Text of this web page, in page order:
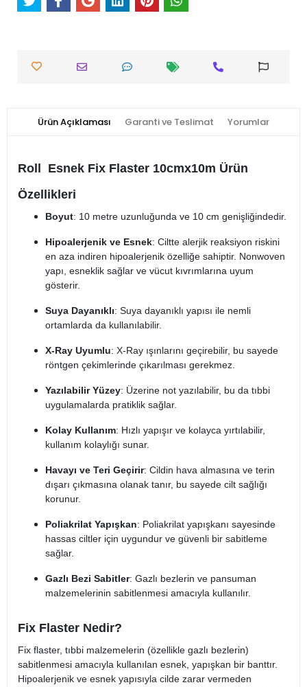
Ürün Açıklaması Garanti ve Teslimat Yorumlar
Roll Esnek Fix Flaster 10cmx10m Ürün
Özellikleri
Boyut: 10 metre uzunluğunda ve 10 cm genişliğindedir.
Hipoalerjenik ve Esnek: Ciltte alerjik reaksiyon riskini
en aza indiren hipoalerjenik özelliğe sahiptir. Nonwoven
yapı, esneklik sağlar ve vücut kıvrımlarına uyum
gösterir.
Suya Dayanıklı: Suya dayanıklı yapısı ile nemli
ortamlarda da kullanılabilir.
X-Ray Uyumlu: X-Ray ışınlarını geçirebilir, bu sayede
röntgen çekimlerinde çıkarılması gerekmez.
Yazılabilir Yüzey: Üzerine not yazılabilir, bu da tıbbi
uygulamalarda pratiklik sağlar.
Kolay Kullanım: Hızlı yapışır ve kolayca yırtılabilir,
kullanım kolaylığı sunar.
Havayı ve Teri Geçirir: Cildin hava almasına ve terin
dışarı çıkmasına olanak tanır, bu sayede cilt sağlığı
korunur.
Poliakrilat Yapışkan: Poliakrilat yapışkanı sayesinde
hassas ciltler için uygundur ve güvenli bir sabitleme
sağlar.
Gazlı Bezi Sabitler: Gazlı bezlerin ve pansuman
malzemelerinin sabitlenmesi amacıyla kullanılır.
Fix Flaster Nedir?
Fix flaster, tıbbi malzemelerin (özellikle gazlı bezlerin)
sabitlenmesi amacıyla kullanılan esnek, yapışkan bir banttır.
Hipoalerjenik ve esnek yapısıyla cilde zarar vermeden